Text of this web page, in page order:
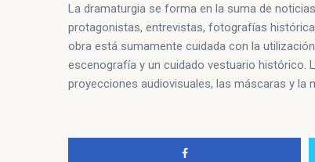
La dramaturgia se forma en la suma de
protagonistas, entrevistas, fotografías
obra está sumamente cuidada con la
escenografía y un cuidado vestuario histórico.
proyecciones audiovisuales, las máscaras y la